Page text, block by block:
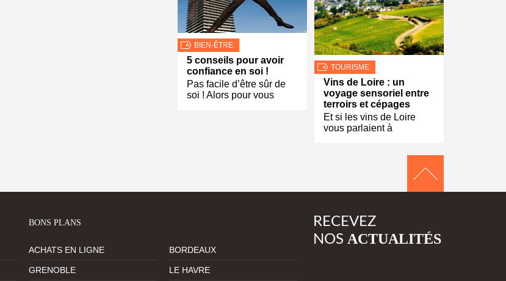
BIEN-ÊTRE
5 conseils pour avoir
confiance en soi !
Pas facile d’être sûr de
soi ! Alors pour vous
TOURISME
Vins de Loire : un
voyage sensoriel entre
terroirs et cépages
Et si les vins de Loire
vous parlaient à
BONS PLANS
ACHATS EN LIGNE BORDEAUX
GRENOBLE LE HAVRE
RECEVEZ
NOS ACTUALITÉS